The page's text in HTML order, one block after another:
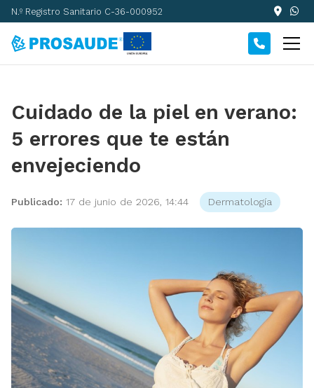
N.º Registro Sanitario C-36-000952
Cuidado de la piel en verano:
5 errores que te están
envejeciendo
Publicado: 17 de junio de 2026, 14:44 Dermatología